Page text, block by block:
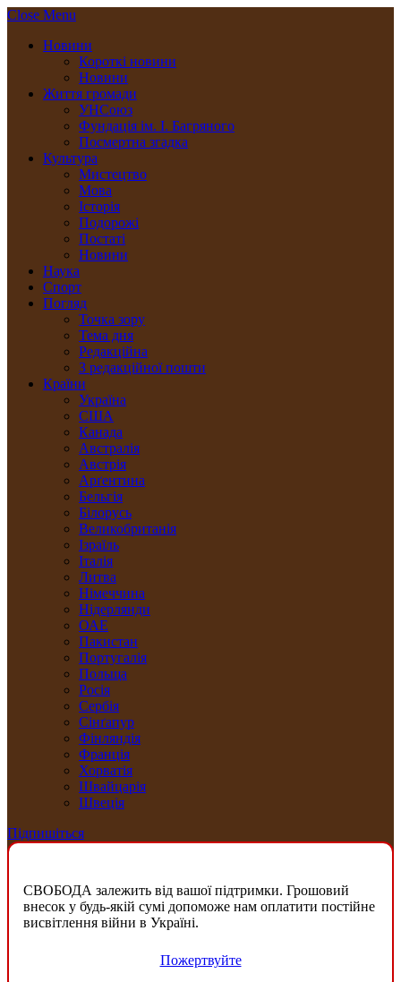
Close Menu
Новини
Короткі новини
Новини
Життя громади
УНСоюз
Фундація ім. І. Багряного
Посмертна згадка
Культура
Мистецтво
Мова
Історія
Подорожі
Постаті
Новини
Наука
Спорт
Погляд
Точка зору
Тема дня
Редакційна
З редакційної пошти
Країни
Україна
США
Канада
Австралія
Австрія
Арґентина
Бельгія
Білорусь
Великобританія
Ізраїль
Італія
Литва
Німеччина
Нідерлянди
ОАЕ
Пакистан
Португалія
Польща
Росія
Сербія
Сінґапур
Фінляндія
Франція
Хорватія
Швайцарія
Швеція
Підпишіться
СВОБОДА залежить від вашої підтримки. Грошовий
внесок у будь-якій сумі допоможе нам оплатити постійне
висвітлення війни в Україні.
Пожертвуйте